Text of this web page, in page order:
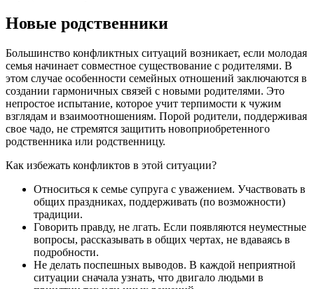
Новые родственники
Большинство конфликтных ситуаций возникает, если молодая
семья начинает совместное существование с родителями. В
этом случае особенности семейных отношений заключаются в
создании гармоничных связей с новыми родителями. Это
непростое испытание, которое учит терпимости к чужим
взглядам и взаимоотношениям. Порой родители, поддерживая
свое чадо, не стремятся защитить новоприобретенного
родственника или родственницу.
Как избежать конфликтов в этой ситуации?
Относиться к семье супруга с уважением. Участвовать в
общих праздниках, поддерживать (по возможности)
традиции.
Говорить правду, не лгать. Если появляются неуместные
вопросы, рассказывать в общих чертах, не вдаваясь в
подробности.
Не делать поспешных выводов. В каждой неприятной
ситуации сначала узнать, что двигало людьми в